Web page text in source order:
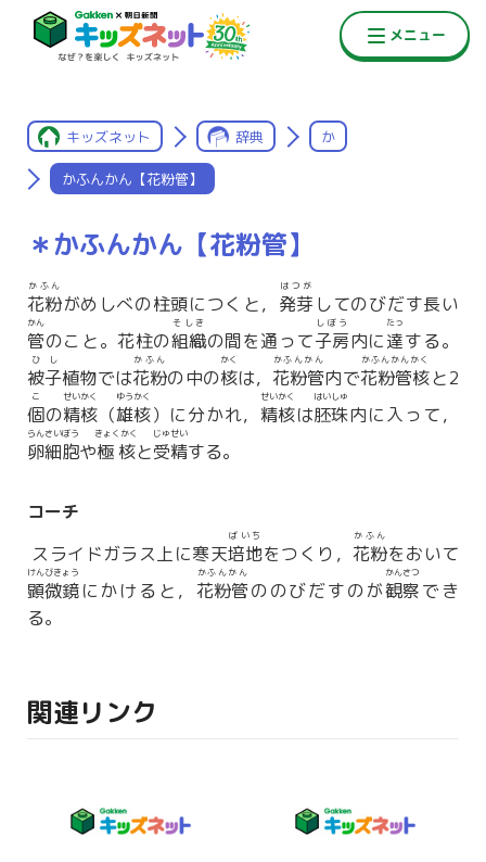
キッズネット 辞典 か
かふんかん【花粉管】
＊かふんかん【花粉管】
花粉
かふん
がめしべの柱頭につくと， 発芽
はつが
してのびだす長い
管
かん
のこと。花柱の組織
そしき
の間を通って子房
しぼう
内に達
たっ
する。
被子
ひし
植物では花粉
かふん
の中の核
かく
は， 花粉管
かふんかん
内で花粉管核
かふんかんかく
と2
個
こ
の精核
せいかく
（雄核
ゆうかく
）に分かれ， 精核
せいかく
は胚珠
はいしゅ
内に入って，
卵細胞
らんさいぼう
や極核
きょくかく
と受精
じゅせい
する。
コーチ
スライドガラス上に寒天培地
ばいち
をつくり， 花粉
かふん
をおいて
顕微鏡
けんびきょう
にかけると， 花粉管
かふんかん
ののびだすのが観察
かんさつ
でき
る。
関連リンク